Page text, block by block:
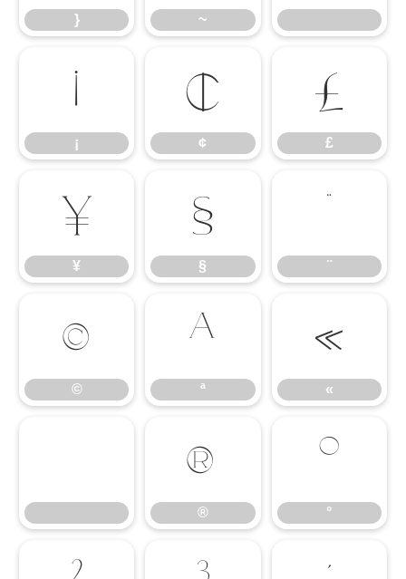
} ~
¡
¡
¢
¢
£
£
¥
¥
§
§
¨
¨
©
©
ª
ª
«
«
®
®
°
°